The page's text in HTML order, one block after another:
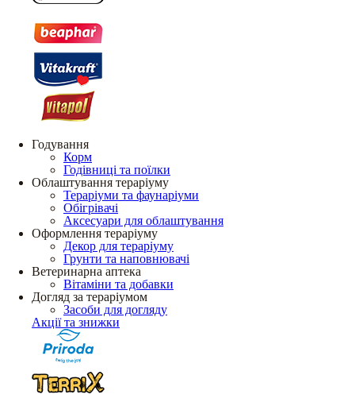
Годування
Корм
Годівниці та поїлки
Облаштування тераріуму
Тераріуми та фаунаріуми
Обігрівачі
Аксесуари для облаштування
Оформлення тераріуму
Декор для тераріуму
Грунти та наповнювачі
Ветеринарна аптека
Вітаміни та добавки
Догляд за тераріумом
Засоби для догляду
Акції та знижки